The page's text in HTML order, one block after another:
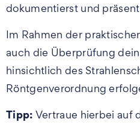
dokumentierst und
Im Rahmen der
auch die Überprüfung
hinsichtlich des
Röntgenverordnung
Tipp: Vertraue hierbei auf